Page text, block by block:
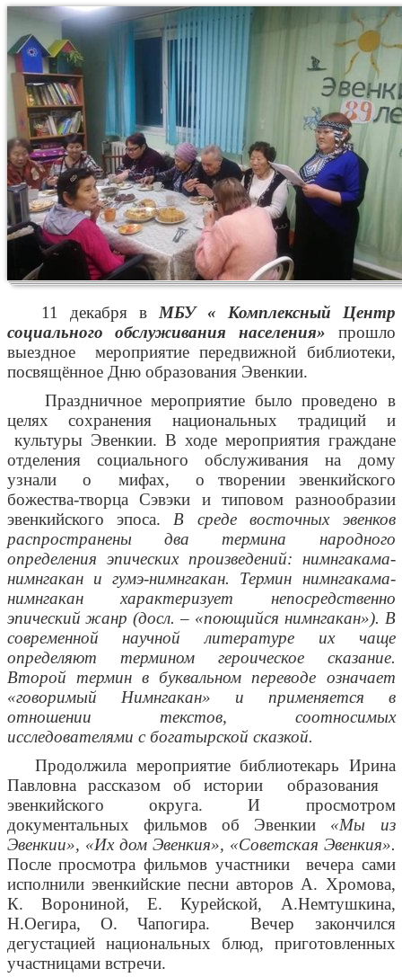
11 декабря в МБУ « Комплексный Центр
социального обслуживания населения»
прошло
выездное
мероприятие передвижной библиотеки,
посвящённое Дню образования Эвенкии.
Праздничное мероприятие было проведено в
целях сохранения национальных традиций и
культуры Эвенкии. В ходе мероприятия граждане
отделения социального обслуживания на дому
узнали
о мифах,
о творении эвенкийского
божества-творца Сэвэки и типовом разнообразии
эвенкийского эпоса. В среде восточных эвенков
распространены два термина народного
определения эпических произведений: нимнгакама-
нимнгакан и гумэ-нимнгакан. Термин нимнгакама-
нимнгакан характеризует непосредственно
эпический жанр (досл. – «поющийся нимнгакан»). В
современной научной литературе их чаще
определяют термином героическое сказание.
Второй термин в буквальном переводе означает
«говоримый Нимнгакан» и применяется в
отношении текстов, соотносимых
исследователями с богатырской сказкой.
Продолжила мероприятие библиотекарь Ирина
Павловна рассказом об истории
образования
эвенкийского округа. И просмотром
документальных фильмов об Эвенкии «Мы из
Эвенкии», «Их дом Эвенкия», «Советская Эвенкия».
После просмотра фильмов участники
вечера сами
исполнили эвенкийские песни авторов А. Хромова,
К. Ворониной, Е. Курейской, А.Немтушкина,
Н.Оегира, О. Чапогира.
Вечер закончился
дегустацией национальных блюд, приготовленных
участницами встречи.